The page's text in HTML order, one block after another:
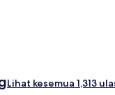
Katil yang selesa dan
lain. Hartanah
awam: jarak Stesen
Bawah Tanah Manor
Lihat kesemua 1,313